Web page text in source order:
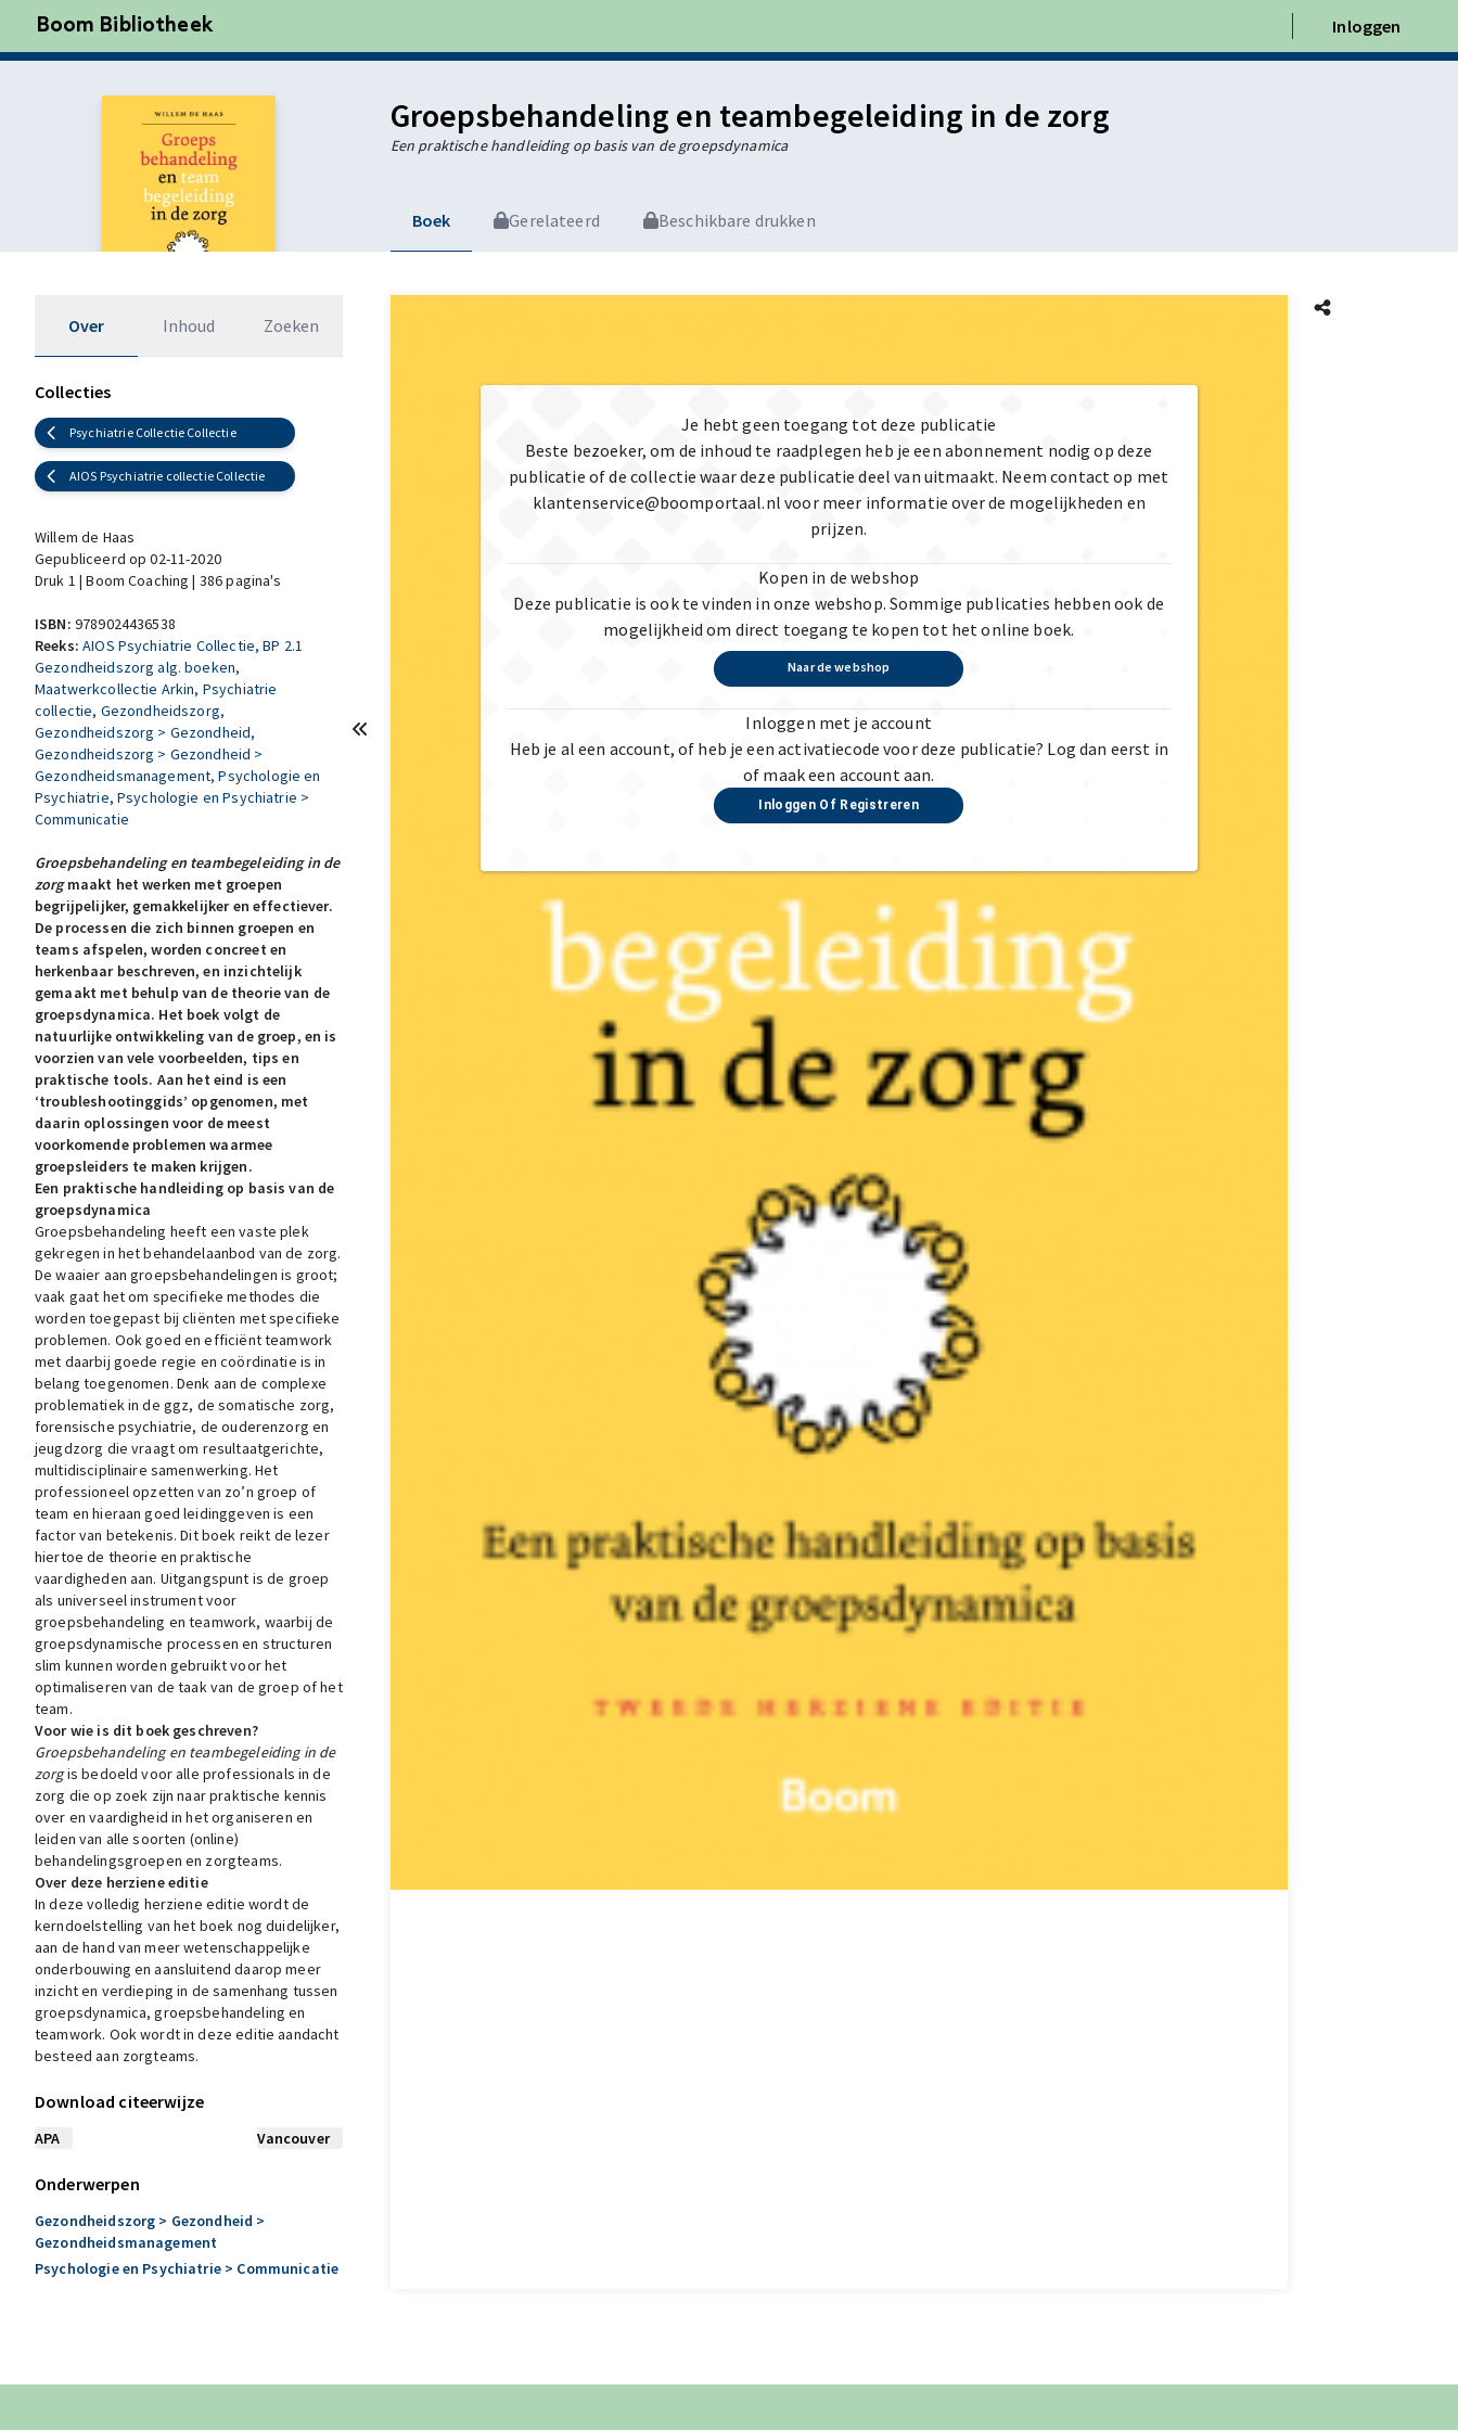
Boom Bibliotheek Inloggen
Groepsbehandeling en teambegeleiding in de zorg
Een praktische handleiding op basis van de groepsdynamica
Boek Gerelateerd Beschikbare drukken
Over Inhoud Zoeken
Collecties
Psychiatrie Collectie Collectie
AIOS Psychiatrie collectie Collectie
Willem de Haas
Gepubliceerd op 02-11-2020
Druk 1 | Boom Coaching | 386 pagina's
ISBN: 9789024436538
Reeks:AIOS Psychiatrie Collectie, BP 2.1
Gezondheidszorg alg. boeken,
Maatwerkcollectie Arkin, Psychiatrie
collectie, Gezondheidszorg,
Gezondheidszorg > Gezondheid,
Gezondheidszorg > Gezondheid >
Gezondheidsmanagement, Psychologie en
Psychiatrie, Psychologie en Psychiatrie >
Communicatie
Groepsbehandeling en teambegeleiding in de
zorgmaakt het werken met groepen
begrijpelijker, gemakkelijker en effectiever.
De processen die zich binnen groepen en
teams afspelen, worden concreet en
herkenbaar beschreven, en inzichtelijk
gemaakt met behulp van de theorie van de
groepsdynamica. Het boek volgt de
natuurlijke ontwikkeling van de groep, en is
voorzien van vele voorbeelden, tips en
praktische tools. Aan het eind is een
‘troubleshootinggids’ opgenomen, met
daarin oplossingen voor de meest
voorkomende problemen waarmee
groepsleiders te maken krijgen.
Een praktische handleiding op basis van de
groepsdynamica
Groepsbehandeling heeft een vaste plek
gekregen in het behandelaanbod van de zorg.
De waaier aan groepsbehandelingen is groot;
vaak gaat het om specifieke methodes die
worden toegepast bij cliënten met specifieke
problemen. Ook goed en efficiënt teamwork
met daarbij goede regie en coördinatie is in
belang toegenomen. Denk aan de complexe
problematiek in de ggz, de somatische zorg,
forensische psychiatrie, de ouderenzorg en
jeugdzorg die vraagt om resultaatgerichte,
multidisciplinaire samenwerking. Het
professioneel opzetten van zo’n groep of
team en hieraan goed leidinggeven is een
factor van betekenis. Dit boek reikt de lezer
hiertoe de theorie en praktische
vaardigheden aan. Uitgangspunt is de groep
als universeel instrument voor
groepsbehandeling en teamwork, waarbij de
groepsdynamische processen en structuren
slim kunnen worden gebruikt voor het
optimaliseren van de taak van de groep of het
team.
Voor wie is dit boek geschreven?
Groepsbehandeling en teambegeleiding in de
zorgis bedoeld voor alle professionals in de
zorg die op zoek zijn naar praktische kennis
over en vaardigheid in het organiseren en
leiden van alle soorten (online)
behandelingsgroepen en zorgteams.
Over deze herziene editie
In deze volledig herziene editie wordt de
kerndoelstelling van het boek nog duidelijker,
aan de hand van meer wetenschappelijke
onderbouwing en aansluitend daarop meer
inzicht en verdieping in de samenhang tussen
groepsdynamica, groepsbehandeling en
teamwork. Ook wordt in deze editie aandacht
besteed aan zorgteams.
Download citeerwijze
APA Vancouver
Onderwerpen
Gezondheidszorg > Gezondheid >
Gezondheidsmanagement
Psychologie en Psychiatrie> Communicatie
Je hebt geen toegang tot deze publicatie
Beste bezoeker, om de inhoud te raadplegen heb je een abonnement nodig op deze
publicatie of de collectie waar deze publicatie deel van uitmaakt. Neem contact op met
klantenservice@boomportaal.nl voor meer informatie over de mogelijkheden en
prijzen.
Kopen in de webshop
Deze publicatie is ook te vinden in onze webshop. Sommige publicaties hebben ook de
mogelijkheid om direct toegang te kopen tot het online boek.
Naar de webshop
Inloggen met je account
Heb je al een account, of heb je een activatiecode voor deze publicatie? Log dan eerst in
of maak een account aan.
Inloggen Of Registreren